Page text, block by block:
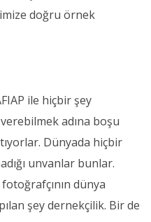
doğru örnek
ile hiçbir şey
adına boşu
Dünyada hiçbir
unvanlar bunlar.
fotoğrafçının dünya
şey dernekçilik. Bir de